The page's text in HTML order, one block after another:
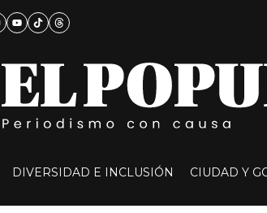
DIVERSIDAD E INCLUSIÓN CIUDAD Y